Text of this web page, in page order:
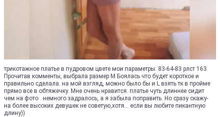
трикотажное платье в пудровом цвете мои параметры: 83-64-83 рлст 163
Прочитав комменты, выбрала размер М Боялась что будет короткое и
правильно сделала. на мой взгляд, можно было бы и L взять тк в пройме
прямо все в обтяжечку. Мне очень нравится. платье чуть длиннее сидит
чем на фото . немного задралось, а я забыла поправить. Но сразу скажу-
на более высоких девушек не советую,хотя... если вы любите пикантную
длину))